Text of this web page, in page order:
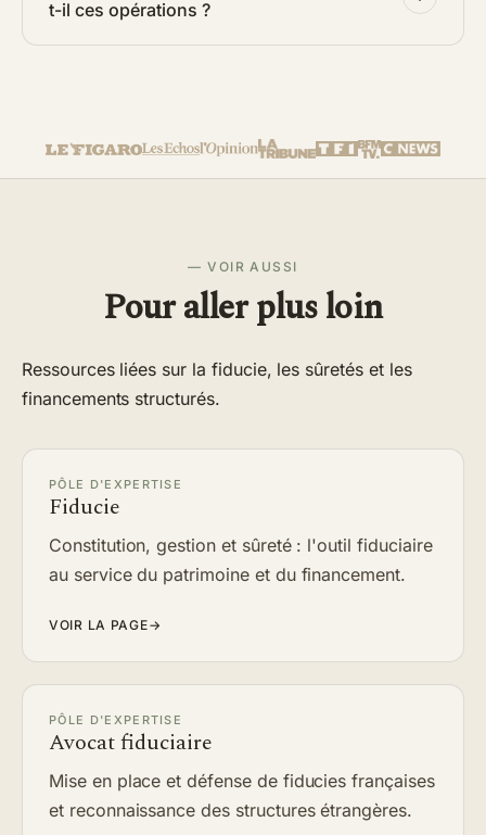
t-il ces opérations ?
— VOIR AUSSI
Pour aller plus loin
Ressources liées sur la fiducie, les sûretés et les
financements structurés.
PÔLE D'EXPERTISE
Fiducie
Constitution, gestion et sûreté : l'outil fiduciaire
au service du patrimoine et du financement.
VOIR LA PAGE→
PÔLE D'EXPERTISE
Avocat fiduciaire
Mise en place et défense de fiducies françaises
et reconnaissance des structures étrangères.